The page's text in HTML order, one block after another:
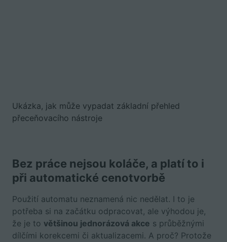
Ukázka, jak může vypadat základní přehled
přeceňovacího nástroje
Bez práce nejsou koláče, a platí to i
při automatické cenotvorbě
Použití automatu neznamená nic nedělat. I to je
potřeba si na začátku odpracovat, ale výhodou je,
že je to většinou jednorázová akce s průběžnými
dílčími korekcemi či aktualizacemi. A proč? Protože